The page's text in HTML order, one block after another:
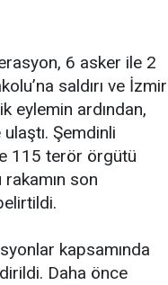
6 asker ile 2
saldırı ve İzmir
eylemin ardından,
Şemdinli
115 terör örgütü
son
kapsamında
Daha önce